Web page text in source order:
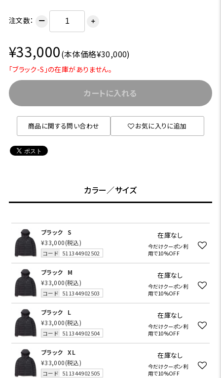
注文数： ー ＋
¥33,000(本体価格¥30,000)
「ブラック-S」の在庫がありません。
カートに入れる
商品に関する問い合わせ お気に入りに追加
カラー／サイズ
ブラック
S
¥33,000(税込)
コード 511344902502
在庫なし
今だけクーポン利
用で10%OFF
ブラック
M
¥33,000(税込)
コード 511344902503
在庫なし
今だけクーポン利
用で10%OFF
ブラック
L
¥33,000(税込)
コード 511344902504
在庫なし
今だけクーポン利
用で10%OFF
ブラック
XL
¥33,000(税込)
コード 511344902505
在庫なし
今だけクーポン利
用で10%OFF